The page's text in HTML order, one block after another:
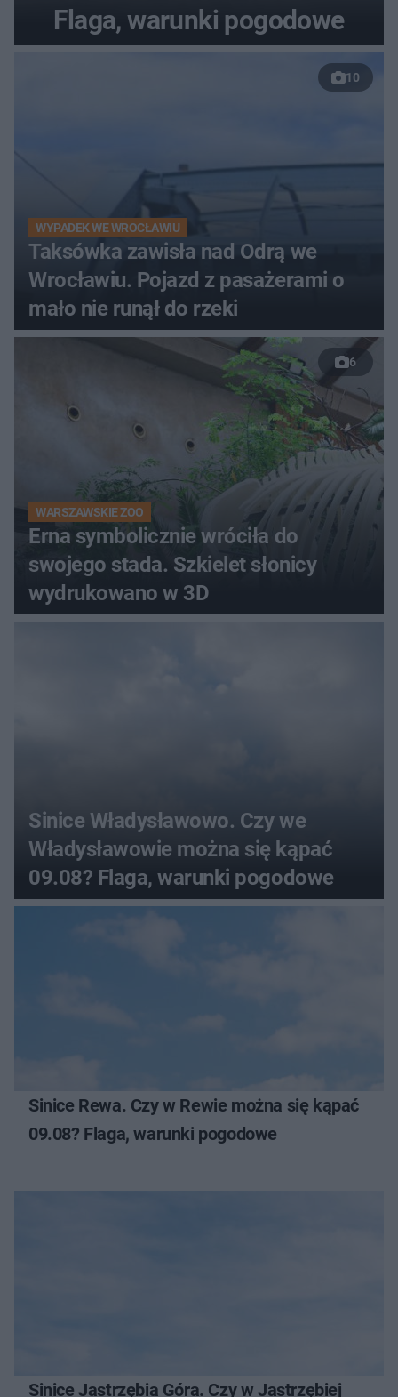
Flaga, warunki pogodowe
10
WYPADEK WE WROCŁAWIU
Taksówka zawisła nad Odrą we
Wrocławiu. Pojazd z pasażerami o
mało nie runął do rzeki
6
WARSZAWSKIE ZOO
Erna symbolicznie wróciła do
swojego stada. Szkielet słonicy
wydrukowano w 3D
Sinice Władysławowo. Czy we
Władysławowie można się kąpać
09.08? Flaga, warunki pogodowe
Sinice Rewa. Czy w Rewie można się kąpać
09.08? Flaga, warunki pogodowe
Sinice Jastrzębia Góra. Czy w Jastrzębiej